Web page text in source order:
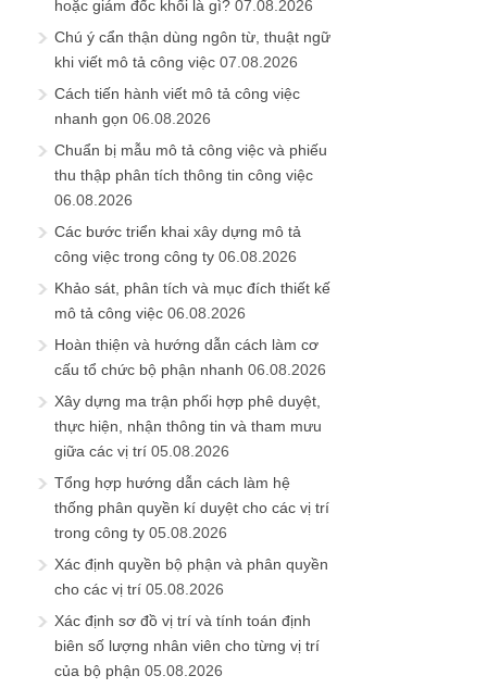
hoặc giám đốc khối là gì? 07.08.2026
Chú ý cẩn thận dùng ngôn từ, thuật ngữ
khi viết mô tả công việc 07.08.2026
Cách tiến hành viết mô tả công việc
nhanh gọn 06.08.2026
Chuẩn bị mẫu mô tả công việc và phiếu
thu thập phân tích thông tin công việc
06.08.2026
Các bước triển khai xây dựng mô tả
công việc trong công ty 06.08.2026
Khảo sát, phân tích và mục đích thiết kế
mô tả công việc 06.08.2026
Hoàn thiện và hướng dẫn cách làm cơ
cấu tổ chức bộ phận nhanh 06.08.2026
Xây dựng ma trận phối hợp phê duyệt,
thực hiện, nhận thông tin và tham mưu
giữa các vị trí 05.08.2026
Tổng hợp hướng dẫn cách làm hệ
thống phân quyền kí duyệt cho các vị trí
trong công ty 05.08.2026
Xác định quyền bộ phận và phân quyền
cho các vị trí 05.08.2026
Xác định sơ đồ vị trí và tính toán định
biên số lượng nhân viên cho từng vị trí
của bộ phận 05.08.2026